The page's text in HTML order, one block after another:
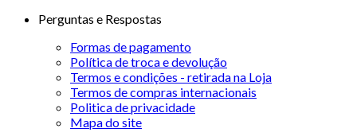
Perguntas e Respostas
Formas de pagamento
Política de troca e devolução
Termos e condições - retirada na Loja
Termos de compras internacionais
Politica de privacidade
Mapa do site